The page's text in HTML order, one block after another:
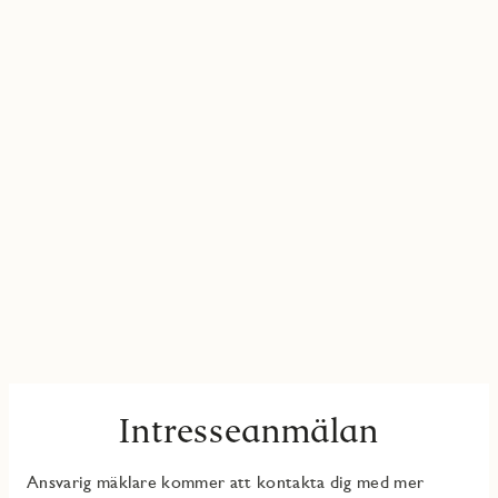
Intresseanmälan
Ansvarig mäklare kommer att kontakta dig med mer